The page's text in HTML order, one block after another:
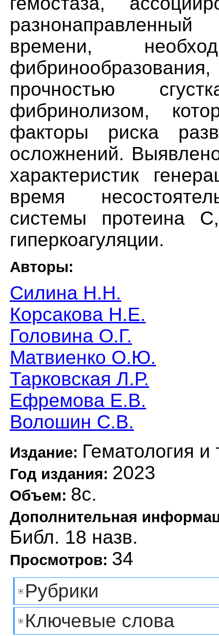
времени,
прочностью
фибринолизом,
факторы риска
осложнений.
характеристик
время
системы протеина
гиперкоагуляции.
Авторы:
Силина Н.Н.
Корсакова Н.Е.
Головина О.Г.
Матвиенко О.Ю.
Тарковская Л.Р.
Ефремова Е.В.
Волошин С.В.
Издание: Гематология
Год издания: 2023
Объем: 8с.
Дополнительная
Библ. 18 назв.
Просмотров: 34
Рубрики
Ключевые слова